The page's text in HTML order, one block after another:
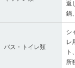
返
鍋
バス・トイレ類
シ
レ
ト
所